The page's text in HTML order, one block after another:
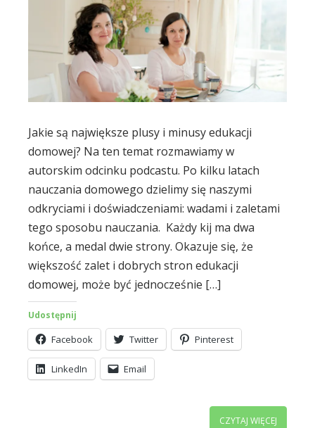
Jakie są największe plusy i minusy edukacji
domowej? Na ten temat rozmawiamy w
autorskim odcinku podcastu. Po kilku latach
nauczania domowego dzielimy się naszymi
odkryciami i doświadczeniami: wadami i zaletami
tego sposobu nauczania. Każdy kij ma dwa
końce, a medal dwie strony. Okazuje się, że
większość zalet i dobrych stron edukacji
domowej, może być jednocześnie […]
Udostępnij
Facebook Twitter Pinterest
LinkedIn Email
CZYTAJ WIĘCEJ